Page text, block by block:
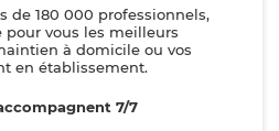
de 180 000 professionnels,
pour vous les meilleurs
à domicile ou vos
en établissement.
7/7